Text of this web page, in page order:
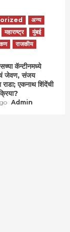
अन्य
महाराष्ट्र
मुंबई
राजकीय
कॅन्टीनमध्ये
जेवण, संजय
राडा; एकनाथ शिंदेंची
Admin